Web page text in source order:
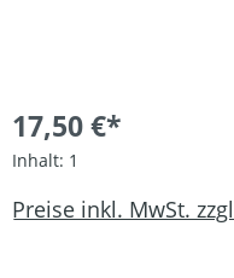
17,50 €*
Inhalt: 1
Preise inkl. MwSt.